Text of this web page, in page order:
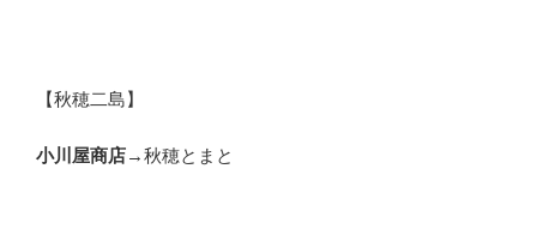
【秋穂二島】
小川屋商店→秋穂とまと